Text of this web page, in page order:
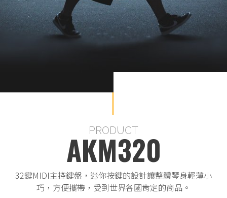
PRODUCT
AKM320
32鍵MIDI主控鍵盤，迷你按鍵的設計讓整體琴身輕薄小
巧，方便攜帶，受到世界各國肯定的商品。